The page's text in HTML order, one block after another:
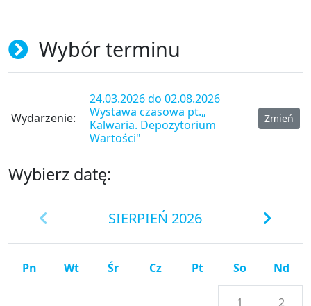
Wybór terminu
Wydarzenie:
24.03.2026 do 02.08.2026
Wystawa czasowa pt.„
Kalwaria. Depozytorium
Wartości"
Zmień
Wybierz datę:
SIERPIEŃ 2026
Pn Wt Śr Cz Pt So Nd
1 2